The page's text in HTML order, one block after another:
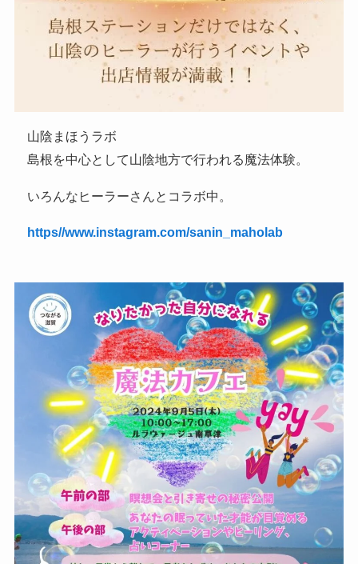
山陰まほうラボ
島根を中心として山陰地方で行われる魔法体験。
いろんなヒーラーさんとコラボ中。
https//www.instagram.com/sanin_maholab